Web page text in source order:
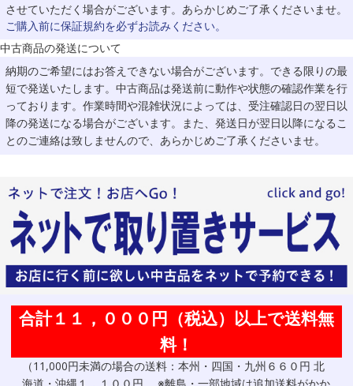
させていただく場合がございます。あらかじめご了承くださいませ。
ご購入前に保証規約を必ずお読みください。
中古商品の発送について
納期のご希望にはお答えできない場合がございます。できる限りの最
短で発送いたします。中古商品は発送前に動作や状態の確認作業を行
っております。作業時間や混雑状況によっては、受注確認日の翌日以
降の発送になる場合がございます。また、発送日が翌日以降になるこ
とのご連絡は致しませんので、あらかじめご了承くださいませ。
合計１１，０００円（税込）以上で送料無
料！
（11,000円未満の場合の送料：本州・四国・九州６６０円 北